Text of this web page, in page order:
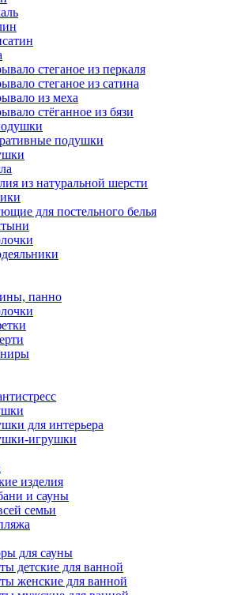
стеганое из перкаля
стеганое из сатина
из меха
стёганное из бязи
подушки
из натуральной шерсти
для постельного белья
панно
для интерьера
игрушки
изделия
и сауны
семьи
для сауны
детские для ванной
женские для ванной